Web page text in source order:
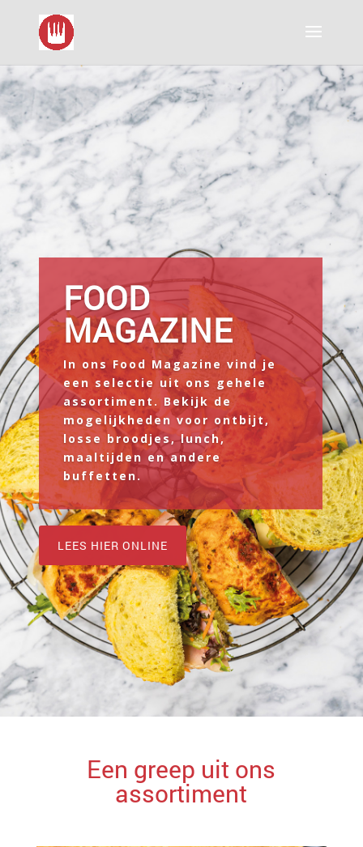
FOOD
MAGAZINE
In ons Food Magazine vind je
een selectie uit ons gehele
assortiment . Bekijk de
mogelijkheden voor ontbijt,
losse broodjes, lunch,
maaltijden en andere
buffetten.
LEES HIER ONLINE
Een greep uit ons
assortiment